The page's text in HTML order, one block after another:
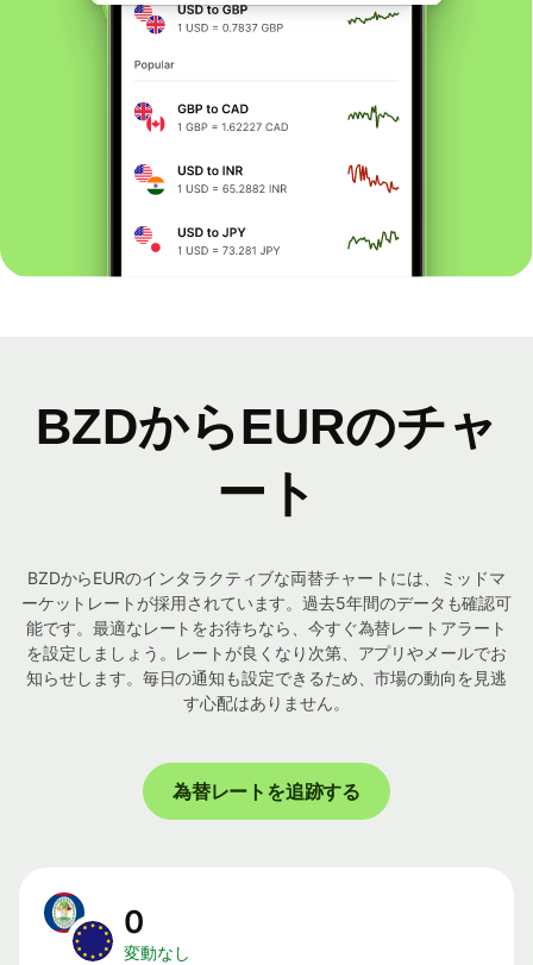
BZDからEURのチャ
ート
BZDからEURのインタラクティブな両替チャートには、ミッドマ
ーケットレートが採用されています。過去5年間のデータも確認可
能です。最適なレートをお待ちなら、今すぐ為替レートアラート
を設定しましょう。レートが良くなり次第、アプリやメールでお
知らせします。毎日の通知も設定できるため、市場の動向を見逃
す心配はありません。
為替レートを追跡する
0
変動なし